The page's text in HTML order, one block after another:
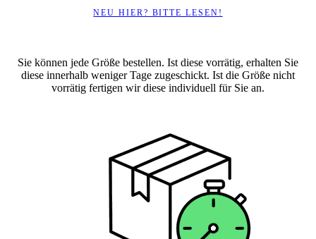
NEU HIER? BITTE LESEN!
Sie können jede Größe bestellen. Ist diese vorrätig, erhalten Sie
diese innerhalb weniger Tage zugeschickt. Ist die Größe nicht
vorrätig fertigen wir diese individuell für Sie an.